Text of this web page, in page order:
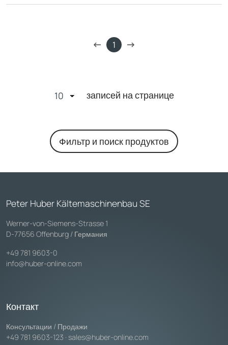
1
записей на странице
Фильтр и поиск продуктов
Peter Huber Kältemaschinenbau SE
Werner-von-Siemens-Strasse 1
D-77656 Offenburg / Германия
+49 781 9603-0
info@huber-online.com
Контакт
Консультации / Продажи
+49 781 9603-123 · sales@huber-online.com